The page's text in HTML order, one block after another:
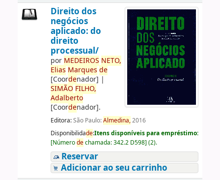
Direito dos
negócios
aplicado: do
direito
processual/
por MEDEIROS NETO,
Elias Marques de
[Coordenador] |
SIMÃO FILHO,
Adalberto
[Coordenador].
Editora:São Paulo:Almedina,2016
Disponibilidade:Itens disponíveis para empréstimo:
[Númerodechamada:342.2 D598] (2).
Reservar
Adicionar ao seu carrinho